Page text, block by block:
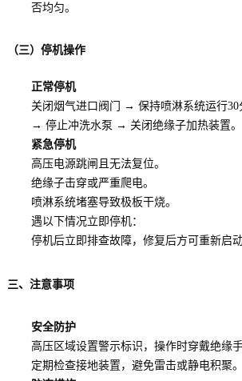
否均匀。
（三）停机操作
正常停机
关闭烟气进口阀门 → 保持喷淋系统运行
→ 停止冲洗水泵 → 关闭绝缘子加热装置。
紧急停机
高压电源跳闸且无法复位。
绝缘子击穿或严重爬电。
喷淋系统堵塞导致极板干烧。
遇以下情况立即停机：
停机后立即排查故障，修复后方可重新启动
三、注意事项
安全防护
高压区域设置警示标识，操作时穿戴绝缘
定期检查接地装置，避免雷击或静电积聚。